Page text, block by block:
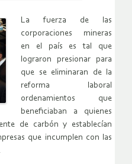
La fuerza de las
corporaciones mineras
en el país es tal que
lograron presionar para
que se eliminaran de la
reforma laboral
ordenamientos que
beneficiaban a quienes
de carbón y establecían
que incumplen con las